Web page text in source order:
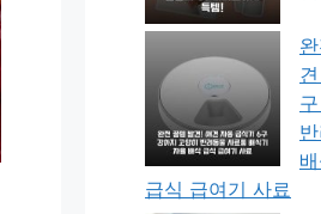
급식 급여기 사료